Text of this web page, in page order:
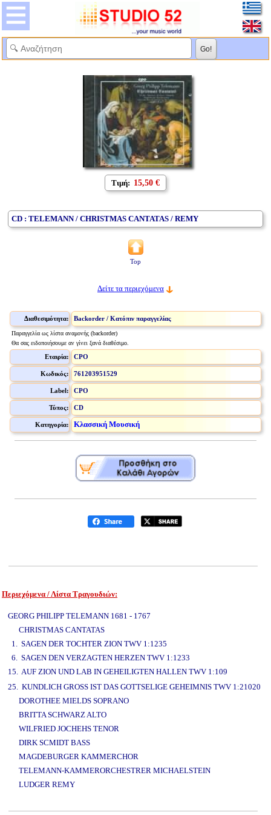
Τιμή: 15,50 €
CD : TELEMANN / CHRISTMAS CANTATAS / REMY
Top
Δείτε τα περιεχόμενα
Διαθεσιμότητα: Backorder / Κατόπιν παραγγελίας
Παραγγελία ως λίστα αναμονής (backorder)
Θα σας ειδοποιήσουμε αν γίνει ξανά διαθέσιμο.
Εταιρία: CPO
Κωδικός: 761203951529
Label: CPO
Τύπος: CD
Κατηγορία: Κλασσική Μουσική
Περιεχόμενα / Λίστα Τραγουδιών:
GEORG PHILIPP TELEMANN 1681 - 1767
CHRISTMAS CANTATAS
1. SAGEN DER TOCHTER ZION TWV 1:1235
6. SAGEN DEN VERZAGTEN HERZEN TWV 1:1233
15. AUF ZION UND LAB IN GEHEILIGTEN HALLEN TWV 1:109
25. KUNDLICH GROSS IST DAS GOTTSELIGE GEHEIMNIS TWV 1:21020
DOROTHEE MIELDS SOPRANO
BRITTA SCHWARZ ALTO
WILFRIED JOCHEHS TENOR
DIRK SCMIDT BASS
MAGDEBURGER KAMMERCHOR
TELEMANN-KAMMERORCHESTRER MICHAELSTEIN
LUDGER REMY